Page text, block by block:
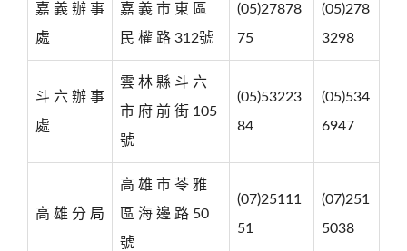
嘉 義 辦 事
處
嘉 義 市 東 區
民 權 路 312號
(05)27878
75
(05)278
3298
斗 六 辦 事
處
雲 林 縣 斗 六
市 府 前 街 105
號
(05)53223
84
(05)534
6947
高 雄 分 局
高 雄 市 苓 雅
區 海 邊 路 50
號
(07)25111
51
(07)251
5038